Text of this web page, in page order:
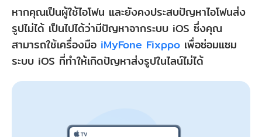
หากคุณเป็นผู้ใช้ไอโฟน และยังคงประสบปัญหาไอโฟนส่ง
รูปไม่ได้ เป็นไปได้ว่ามีปัญหาจากระบบ iOS ซึ่งคุณ
สามารถใช้เครื่องมือ iMyFone Fixppo เพื่อซ่อมแซม
ระบบ iOS ที่ทำให้เกิดปัญหาส่งรูปในไลน์ไม่ได้